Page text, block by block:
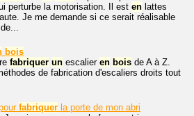
perturbe la motorisation. Il est en lattes
Je me demande si ce serait réalisable
bois
fabriquer un escalier en bois de A à Z.
de fabrication d'escaliers droits tout
fabriquer la porte de mon abri